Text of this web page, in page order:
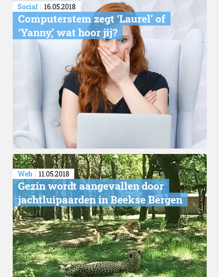
Social 16.05.2018
Computerstem zegt ‘Laurel’ of
‘Yanny,’ wat hoor jij?
Web 11.05.2018
Gezin wordt aangevallen door
jachtluipaarden in Beekse Bergen